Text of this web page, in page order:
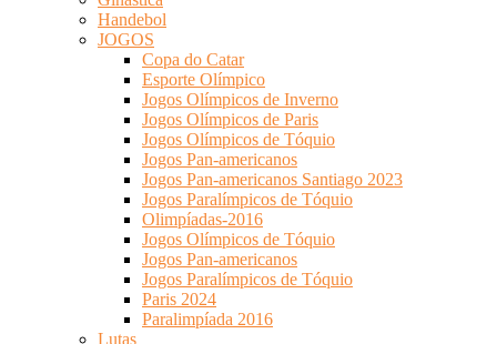
Handebol
JOGOS
Copa do Catar
Esporte Olímpico
Jogos Olímpicos de Inverno
Jogos Olímpicos de Paris
Jogos Olímpicos de Tóquio
Jogos Pan-americanos
Jogos Pan-americanos Santiago 2023
Jogos Paralímpicos de Tóquio
Olimpíadas-2016
Jogos Olímpicos de Tóquio
Jogos Pan-americanos
Jogos Paralímpicos de Tóquio
Paris 2024
Paralimpíada 2016
Lutas